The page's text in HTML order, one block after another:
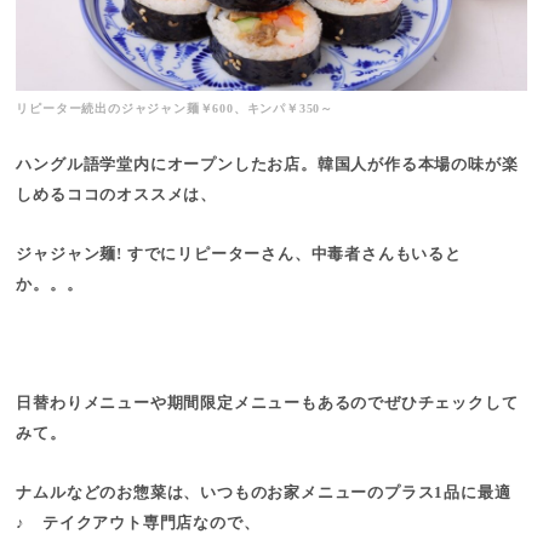
リピーター続出のジャジャン麺￥600、キンパ￥350～
ハングル語学堂内にオープンしたお店。韓国人が作る本場の味が楽
しめるココのオススメは、
ジャジャン麺! すでにリピーターさん、中毒者さんもいると
か。。。
日替わりメニューや期間限定メニューもあるのでぜひチェックして
みて。
ナムルなどのお惣菜は、いつものお家メニューのプラス1品に最適
♪ テイクアウト専門店なので、